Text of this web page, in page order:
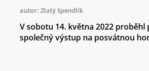
autor: Zlatý špendlík
V sobotu 14. května 2022 proběhl
společný výstup na posvátnou